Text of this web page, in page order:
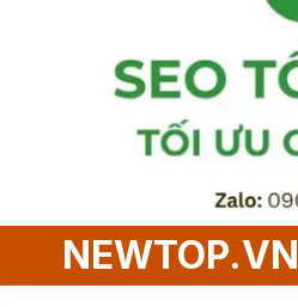
NEWTOP.VN